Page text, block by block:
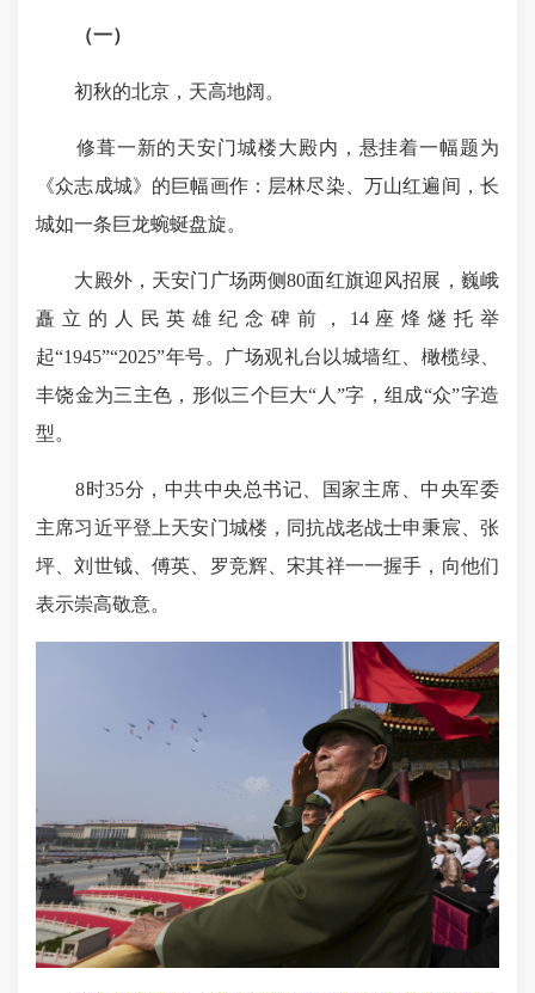
（一）
初秋的北京，天高地阔。
修葺一新的天安门城楼大殿内，悬挂着一幅题为
《众志成城》的巨幅画作：层林尽染、万山红遍间，长
城如一条巨龙蜿蜒盘旋。
大殿外，天安门广场两侧80面红旗迎风招展，巍峨
矗立的人民英雄纪念碑前，14座烽燧托举
起“1945”“2025”年号。广场观礼台以城墙红、橄榄绿、
丰饶金为三主色，形似三个巨大“人”字，组成“众”字造
型。
8时35分，中共中央总书记、国家主席、中央军委
主席习近平登上天安门城楼，同抗战老战士申秉宸、张
坪、刘世钺、傅英、罗竞辉、宋其祥一一握手，向他们
表示崇高敬意。